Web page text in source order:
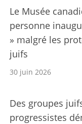
Le Musée
personne
» malgré les
juifs
30 juin 2026
Des groupes
progressistes